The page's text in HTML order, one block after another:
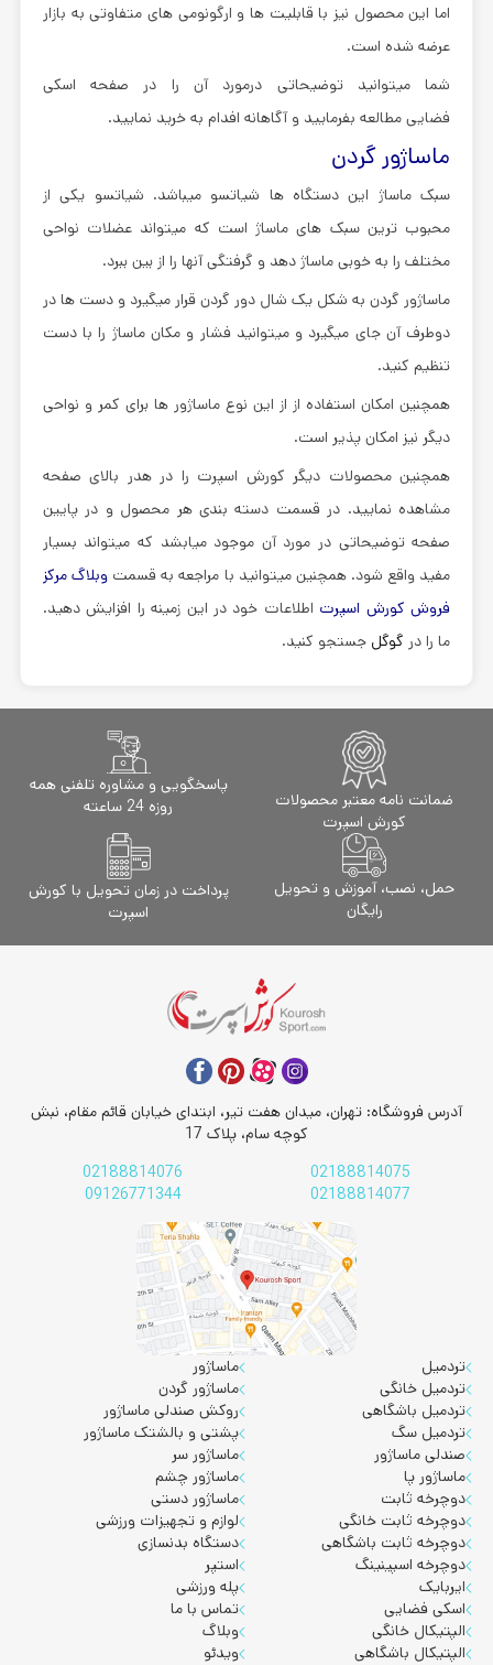
اما این محصول نیز با قابلیت ها و ارگونومی های متفاوتی به بازار
عرضه شده است.
شما میتوانید توضیحاتی درمورد آن را در صفحه اسکی
فضایی مطالعه بفرمایید و آگاهانه افدام به خرید نمایید.
ماساژور گردن
سبک ماساژ این دستگاه ها شیاتسو میباشد. شیاتسو یکی از
محبوب ترین سبک های ماساژ است که میتواند عضلات نواحی
مختلف را به خوبی ماساژ دهد و گرفتگی آنها را از بین ببرد.
ماساژور گردن به شکل یک شال دور گردن قرار میگیرد و دست ها در
دوطرف آن جای میگیرد و میتوانید فشار و مکان ماساژ را با دست
تنظیم کنید.
همچنین امکان استفاده از از این نوع ماساژور ها برای کمر و نواحی
دیگر نیز امکان پذیر است.
همچنین محصولات دیگر کورش اسپرت را در هدر بالای صفحه
مشاهده نمایید. در قسمت دسته بندی هر محصول و در پایین
صفحه توضیحاتی در مورد آن موجود میابشد که میتواند بسیار
مفید واقع شود. همچنین میتوانید با مراجعه به قسمت وبلاگ مرکز
فروش کورش اسپرت اطلاعات خود در این زمینه را افزایش دهید.
ما را در گوگل جستجو کنید.
ضمانت نامه معتبر محصولات
کورش اسپرت
پاسخگویی و مشاوره تلفنی همه
روزه 24 ساعته
حمل، نصب، آموزش و تحویل
رایگان
پرداخت در زمان تحویل با کورش
اسپرت
آدرس فروشگاه: تهران، میدان هفت تیر، ابتدای خیابان قائم مقام، نبش
کوچه سام، پلاک 17
02188814075
02188814076
02188814077
09126771344
تردمیل
تردمیل خانگی
تردمیل باشگاهی
تردمیل سگ
صندلی ماساژور
ماساژور پا
دوچرخه ثابت
دوچرخه ثابت خانگی
دوچرخه ثابت باشگاهی
دوچرخه اسپینینگ
ایربایک
اسکی فضایی
الپتیکال خانگی
الپتیکال باشگاهی
ماساژور
ماساژور گردن
روکش صندلی ماساژور
پشتی و بالشتک ماساژور
ماساژور سر
ماساژور چشم
ماساژور دستی
لوازم و تجهیزات ورزشی
دستگاه بدنسازی
استپر
پله ورزشی
تماس با ما
وبلاگ
ویدئو